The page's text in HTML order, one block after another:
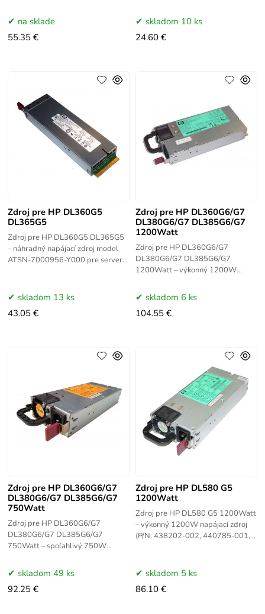
napájací zdroj s vysokou
účinnosťou. Zabezpečuje
na sklade
55.35 €
skladom 10 ks
24.60 €
Zdroj pre HP DL360G5
DL365G5
Zdroj pre HP DL360G5 DL365G5
– náhradný napájací zdroj model
ATSN-7000956-Y000 pre servery
zabezpečuje
skladom 13 ks
43.05 €
Zdroj pre HP DL360G6/G7
DL380G6/G7 DL385G6/G7
1200Watt
Zdroj pre HP DL360G6/G7
DL380G6/G7 DL385G6/G7
1200Watt – výkonný 1200W
kompatibilný so servermi HP
ProLiant DL360 G6/G7, DL380
G6/G7 a
skladom 6 ks
104.55 €
Zdroj pre HP DL360G6/G7
DL380G6/G7 DL385G6/G7
750Watt
Zdroj pre HP DL360G6/G7
DL380G6/G7 DL385G6/G7
750Watt – spoľahlivý 750W
kompatibilný so servermi HP
ProLiant DL360 G6/G7, DL380
G6/G7 a
skladom 49 ks
92.25 €
Zdroj pre HP DL580 G5
1200Watt
Zdroj pre HP DL580 G5 1200Watt
– výkonný 1200W napájací zdroj
(P/N: 438202-002, 440785-001,
skladom 5 ks
86.10 €